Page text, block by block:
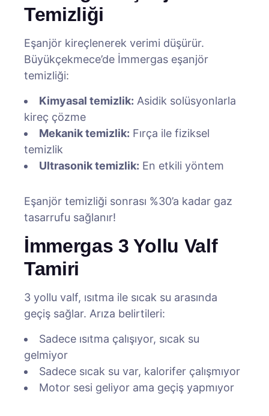
Temizliği
Eşanjör kireçlenerek verimi düşürür.
Büyükçekmece’de İmmergas eşanjör
temizliği:
Kimyasal temizlik: Asidik solüsyonlarla
kireç çözme
Mekanik temizlik: Fırça ile fiziksel
temizlik
Ultrasonik temizlik: En etkili yöntem
Eşanjör temizliği sonrası %30’a kadar gaz
tasarrufu sağlanır!
İmmergas 3 Yollu Valf
Tamiri
3 yollu valf, ısıtma ile sıcak su arasında
geçiş sağlar. Arıza belirtileri:
Sadece ısıtma çalışıyor, sıcak su
gelmiyor
Sadece sıcak su var, kalorifer çalışmıyor
Motor sesi geliyor ama geçiş yapmıyor